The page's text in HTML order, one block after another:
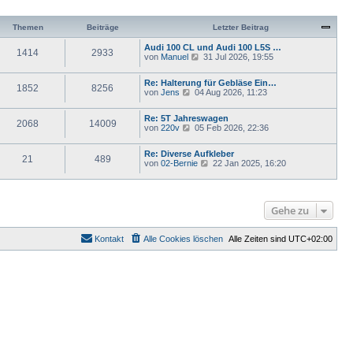
Themen Beiträge Letzter Beitrag
1414 2933
Audi 100 CL und Audi 100 L5S …
von Manuel
N
u
e
s
r
B
i
t
r
a
31 Jul 2026, 19:55
1852 8256
Re: Halterung für Gebläse Ein…
von Jens
N
u
e
s
r
B
04 Aug 2026, 11:23
2068 14009
Re: 5T Jahreswagen
von 220v
N
u
e
s
t
r
a
05 Feb 2026, 22:36
21 489
Re: Diverse Aufkleber
von 02-Bernie
N
u
r
B
22 Jan 2025, 16:20
Gehe zu
Alle Zeiten sind UTC+02:00
Alle Cookies löschen
Kontakt